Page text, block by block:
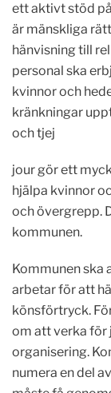
ett aktivt stöd
är mänskliga
hänvisning till
personal ska
kvinnor och
kränkningar
och tjej
jour gör ett
hjälpa kvinnor
och övergrepp.
kommunen.
Kommunen ska
arbetar för att
könsförtryck.
om att verka
organisering.
numera en del